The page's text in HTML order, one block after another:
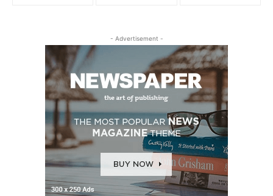
- Advertisement -